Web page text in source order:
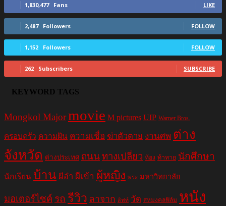
1,830,477 Fans LIKE
2,487 Followers FOLLOW
1,152 Followers FOLLOW
262 Subscribers SUBSCRIBE
KEYWORD TAGS
Mongkol Majormovie M pictures UIP Warner Bros.
ครอบครัว ความฝัน ความเชื่อ ฆ่าตัวตาย งานศพ ต่าง
จังหวัด ต่างประเทศ ถนนทางเปลี่ยว ท้อง ท้าทาย นักศึกษา
นักเรียน บ้าน ผีอำ ผีเข้า ผู้หญิง พระ มหาวิทยาลัย
มอเตอร์ไซค์ รถ รีวิว ลาจาก ลิฟท์ วัด สหมงคลฟิล์ม หนัง